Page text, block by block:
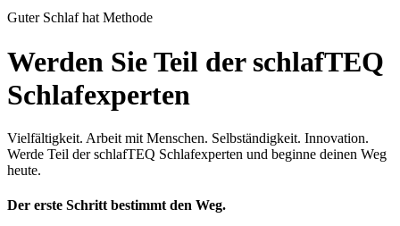
Guter Schlaf hat Methode
Werden Sie Teil der schlafTEQ
Schlafexperten
Vielfältigkeit. Arbeit mit Menschen. Selbständigkeit. Innovation.
Werde Teil der schlafTEQ Schlafexperten und beginne deinen Weg
heute.
Der erste Schritt bestimmt den Weg.